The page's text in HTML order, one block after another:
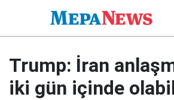
Trump: İran
iki gün içinde